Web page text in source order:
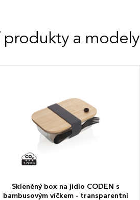
produkty a modely
Skleněný box na jídlo CODEN s
bambusovým víčkem - transparentní